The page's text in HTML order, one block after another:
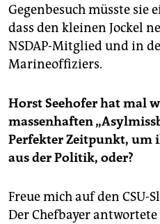
Gegenbesuch müsste sie
dass den kleinen Jockel
NSDAP-Mitglied und in
Marineoffiziers.
Horst Seehofer hat mal
massenhaften
Perfekter Zeitpunkt, um
aus der Politik, oder?
Freue mich auf den CSU-
Der Chefbayer antwortete